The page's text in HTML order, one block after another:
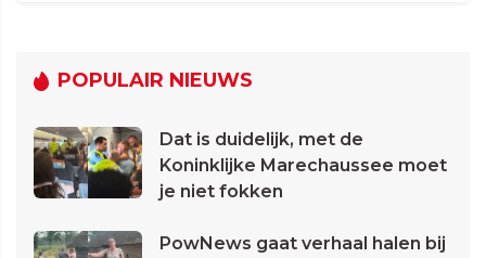
POPULAIR NIEUWS
Dat is duidelijk, met de
Koninklijke Marechaussee moet
je niet fokken
PowNews gaat verhaal halen bij